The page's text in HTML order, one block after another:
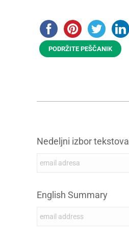
PODRŽITE PEŠČANIK
Nedeljni izbor tekstova
English Summary